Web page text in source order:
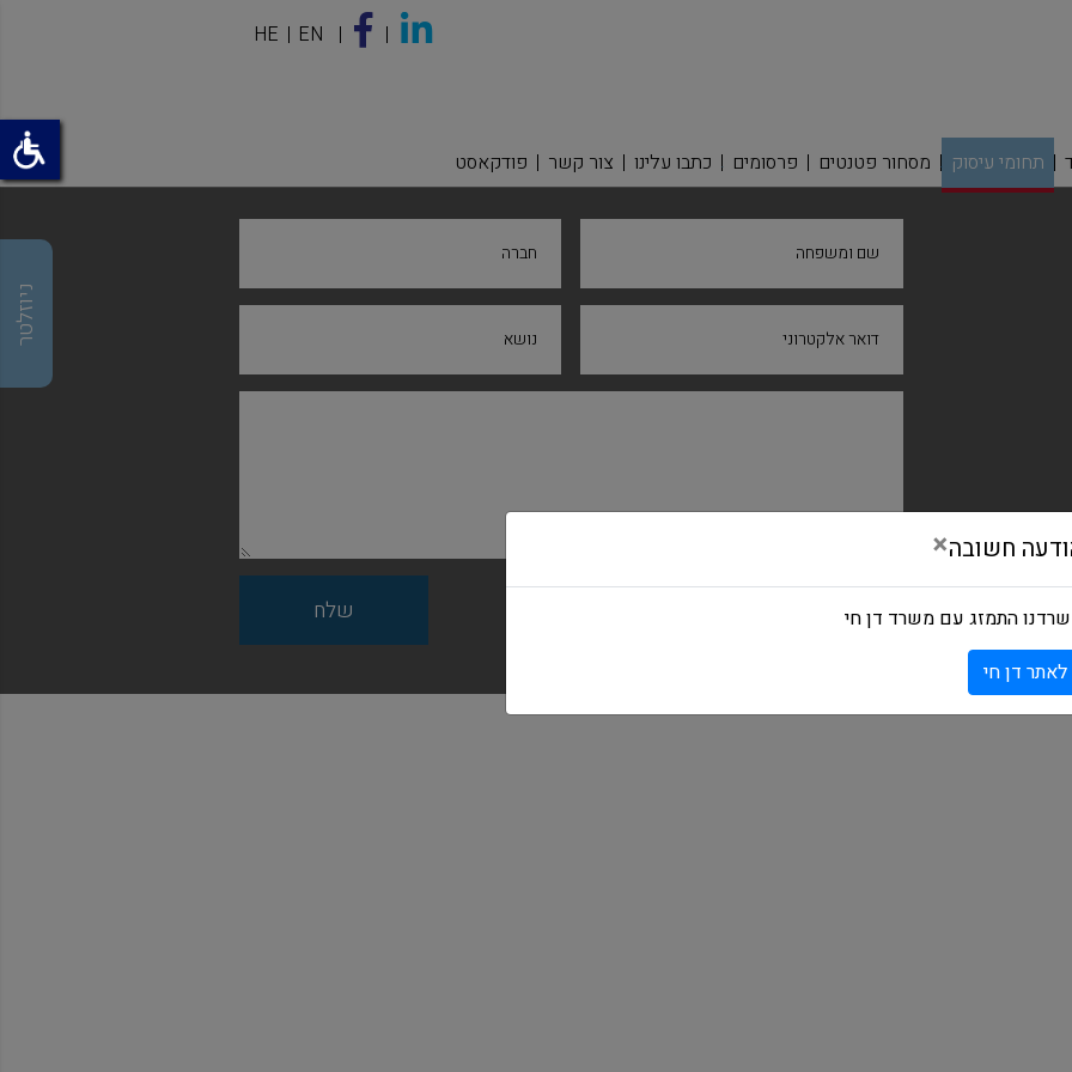
HE EN
תחומי עיסוק מסחור פטנטים פרסומים כתבו עלינו צור קשר פודקאסט
ניוזלטר
שם ומשפחה חברה
דואר אלקטרוני נושא
חשובה×
התמזג עם משרד דן חי
לאתר דן חי